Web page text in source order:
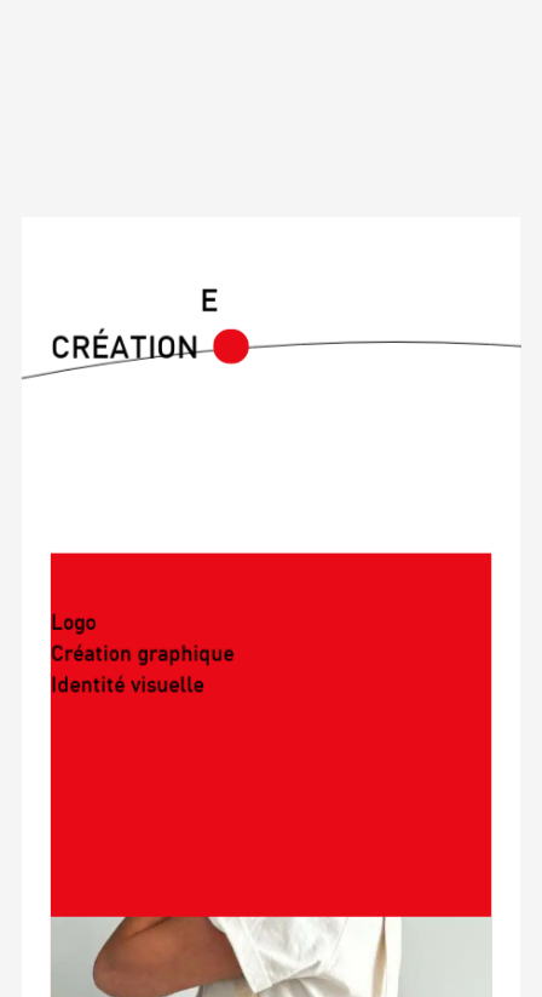
E
CRÉATION
Logo
Création graphique
Identité visuelle